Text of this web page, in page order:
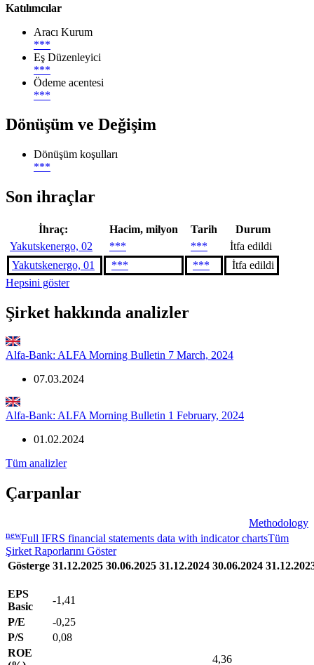
Katılımcılar
Aracı Kurum
***
Eş Düzenleyici
***
Ödeme acentesi
***
Dönüşüm ve Değişim
Dönüşüm koşulları
***
Son ihraçlar
İhraç: Hacim, milyon Tarih
Durum
Yakutskenergo, 02
*** ***
İtfa edildi
Yakutskenergo, 01
*** ***
İtfa edildi
Hepsini göster
Şirket hakkında analizler
Alfa-Bank: ALFA Morning Bulletin 7 March, 2024
07.03.2024
Alfa-Bank: ALFA Morning Bulletin 1 February, 2024
01.02.2024
Tüm analizler
Çarpanlar
Methodology
newFull IFRS financial statements data with indicator chartsTüm
Şirket Raporlarını Göster
Gösterge 31.12.2025 30.06.2025 31.12.2024 30.06.2024
EPS
Basic
-1,41
P/E
-0,25
P/S
0,08
ROE
4,36